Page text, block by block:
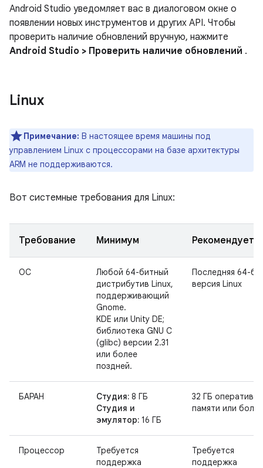
Android Studio уведомляет вас в диалоговом окне о
появлении новых инструментов и других API. Чтобы
проверить наличие обновлений вручную, нажмите
Android Studio > Проверить наличие обновлений .
Linux
Примечание: В настоящее время машины под
управлением Linux с процессорами на базе архитектуры
ARM не поддерживаются.
Вот системные требования для Linux:
Требование Минимум
ОС
Любой 64-битный
дистрибутив Linux,
поддерживающий
Gnome.
KDE или Unity DE;
библиотека GNU C
(glibc) версии 2.31
или более
поздней.
Последняя 64-
версия Linux
БАРАН Студия: 8 ГБ
Студия и
эмулятор: 16 ГБ
32 ГБ
памяти или
Процессор
Требуется
поддержка
Требуется
поддержка